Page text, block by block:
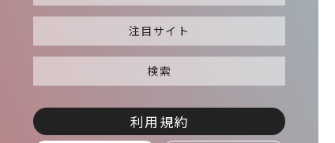
注目サイト
検索
利用規約